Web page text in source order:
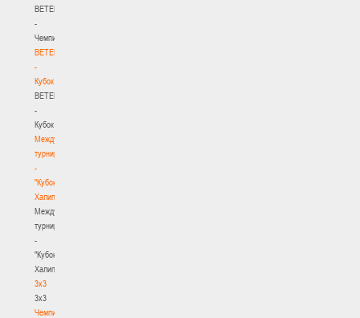
BETERA
-
Чемпионат
BETERA
-
Кубок
BETERA
-
Кубок
Международный
турнир
-
"Кубок
Халипского"
Международный
турнир
-
"Кубок
Халипского"
3x3
3x3
Чемпионат